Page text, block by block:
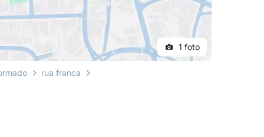
1 foto
rua franca